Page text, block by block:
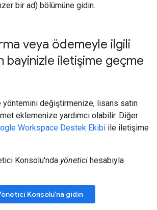
bir ad) bölümüne gidin.
veya ödemeyle ilgili
bayinizle iletişime geçme
değiştirmenize, lisans satın
eklemenize yardımcı olabilir. Diğer
Workspace Destek Ekibi ile iletişime
Konsolu'nda yönetici hesabıyla
Konsolu'na gidin .